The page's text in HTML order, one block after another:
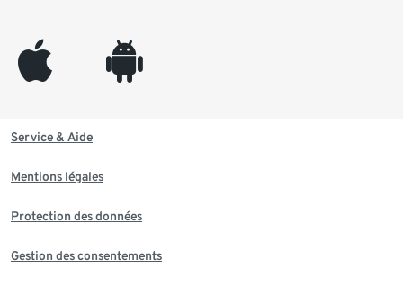
appleinc android
Service & Aide
Mentions légales
Protection des données
Gestion des consentements